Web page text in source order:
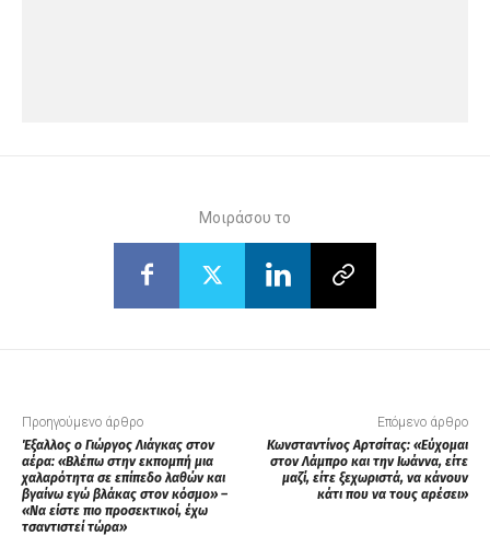
Μοιράσου το
Προηγούμενο άρθρο
Έξαλλος ο Γιώργος Λιάγκας στον
αέρα: «Βλέπω στην εκπομπή μια
χαλαρότητα σε επίπεδο λαθών και
βγαίνω εγώ βλάκας στον κόσμο» –
«Να είστε πιο προσεκτικοί, έχω
τσαντιστεί τώρα»
Επόμενο άρθρο
Κωνσταντίνος Αρτσίτας: «Εύχομαι
στον Λάμπρο και την Ιωάννα, είτε
μαζί, είτε ξεχωριστά, να κάνουν
κάτι που να τους αρέσει»